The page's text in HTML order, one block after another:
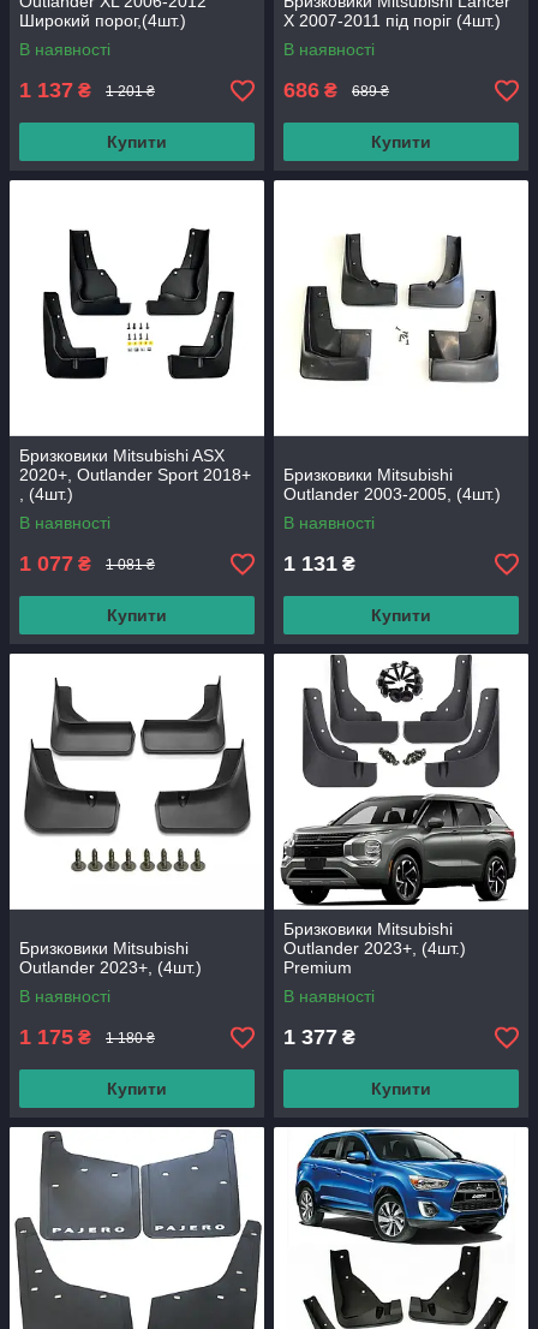
Широкий порог,(4шт.)
Premium
В наявності
1 137 ₴ 1 201 ₴
Купити
X 2007-2011 під поріг (4шт.)
В наявності
686 ₴ 689 ₴
Купити
Бризковики Mitsubishi ASX
2020+, Outlander Sport 2018+
, (4шт.)
В наявності
1 077 ₴ 1 081 ₴
Купити
Бризковики Mitsubishi
Outlander 2003-2005, (4шт.)
В наявності
1 131 ₴
Купити
Бризковики Mitsubishi
Outlander 2023+, (4шт.)
В наявності
1 175 ₴ 1 180 ₴
Купити
Бризковики Mitsubishi
Outlander 2023+, (4шт.)
Premium
В наявності
1 377 ₴
Купити